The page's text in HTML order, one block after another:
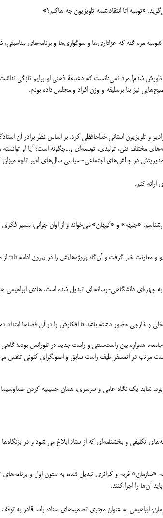
«تومبه اتا انتقاد شمه تلویزیون جه هاکنم؟»
مره گنه که عزاداری‌ها و سوگواری‌ها و برنامه‌های مناسبتی،
شدم! مرد نمی‌دانست که دغدغۀ ذهنی او برایم تازگی نداشت
نیز بنا برسلیقه و وزن افراد و مجلس داده بودم.
و تلویزیون استانی خداحافظی کرد. بر اساس نظر برادر آن
مختلف فنی، تولیدی، توسعه‌ای و...چگونه است؟ آیا او توانسته
در چالش‌های اجتماعی-سیاسی سال‌های اخیر تاچه میزان
کنم.
«جبهه» و «کیهان» می‌خواند و از اوان جوانی، مسیر
و معاونت خبر گرفت و آن‌گاه پروژه‌هایش را در بیرون ادامه داد؛
چهره‌ای دانشگاهی-رسانه ای تبدیل شده است. هادی ابراهیمی
و خارجی حضور داشته باشد تا افکارش را در آن فضاها امتداد
همواره بین راست‌سنتی و راست جدید در تلورانس بوده؛
مرتب در اتمسفر طیف راست سابق و اصولگرای کنونی تنفس
شاید یک نگاه عامی و سرسری، همان حسینیه کردن صداوسیما
برنامه‌سازی در صداوسیما بر دو ستون استوار است: 1.برنامه‌های تکلیفی و بخشنامه‌ای که از ستاد ابلاغ می
«سازمان» فربه و کم‌اثری تبدیل شده، به ستون اول و برنامه‌های
آن‌ها را اجرا کنند.
ابراهیمی به عنوان مجری تصمیم‌های ستاد، راسا قادر به توقف